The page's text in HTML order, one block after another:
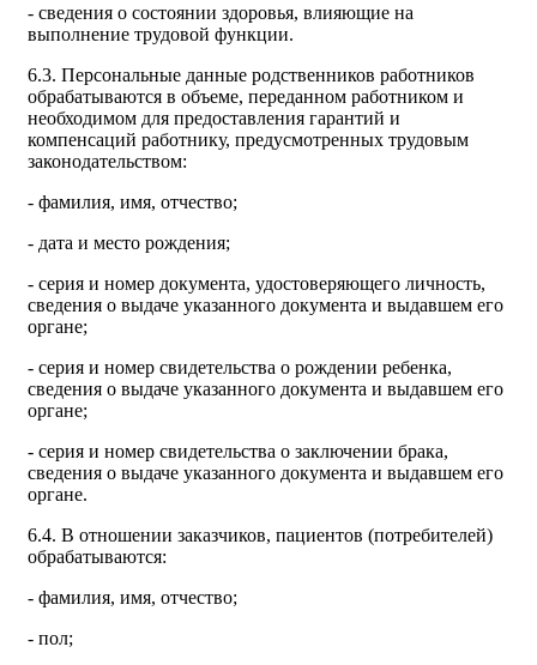
- сведения о состоянии здоровья, влияющие на
выполнение трудовой функции.
6.3. Персональные данные родственников работников
обрабатываются в объеме, переданном работником и
необходимом для предоставления гарантий и
компенсаций работнику, предусмотренных трудовым
законодательством:
- фамилия, имя, отчество;
- дата и место рождения;
- серия и номер документа, удостоверяющего личность,
сведения о выдаче указанного документа и выдавшем его
органе;
- серия и номер свидетельства о рождении ребенка,
сведения о выдаче указанного документа и выдавшем его
органе;
- серия и номер свидетельства о заключении брака,
сведения о выдаче указанного документа и выдавшем его
органе.
6.4. В отношении заказчиков, пациентов (потребителей)
обрабатываются:
- фамилия, имя, отчество;
- пол;